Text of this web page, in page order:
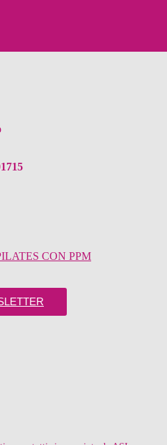
CON PPM